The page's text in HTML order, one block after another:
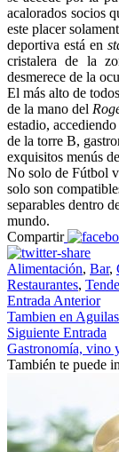
acalorados socios
este placer
deportiva está en
cristalera de la
desmerece de la
El más alto de
de la mano del
estadio,
de la torre B,
exquisitos menús
No solo de Fútbol
solo son
separables dentro
mundo.
Compartir
Alimentación, Bar,
Restaurantes,
Entrada Anterior
Tambien en
Siguiente Entrada
Gastronomía, vino
También te puede